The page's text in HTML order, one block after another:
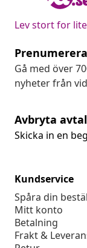
Lev stort for lite
Gå med över
nyheter från
Avbryta
Skicka in en
Kundservice
Spåra din
Mitt konto
Betalning
Frakt &